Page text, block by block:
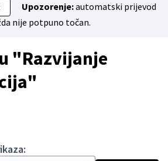
Upozorenje:automatski prijevod
nije potpuno točan.
"Razvijanje